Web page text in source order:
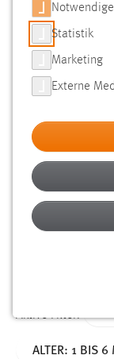
SUCHE
FILTER
Typ
Alter
Aktive Filter:
ALTER: 1 BIS 6
Statistik
Marketing
Externe
Funktionen